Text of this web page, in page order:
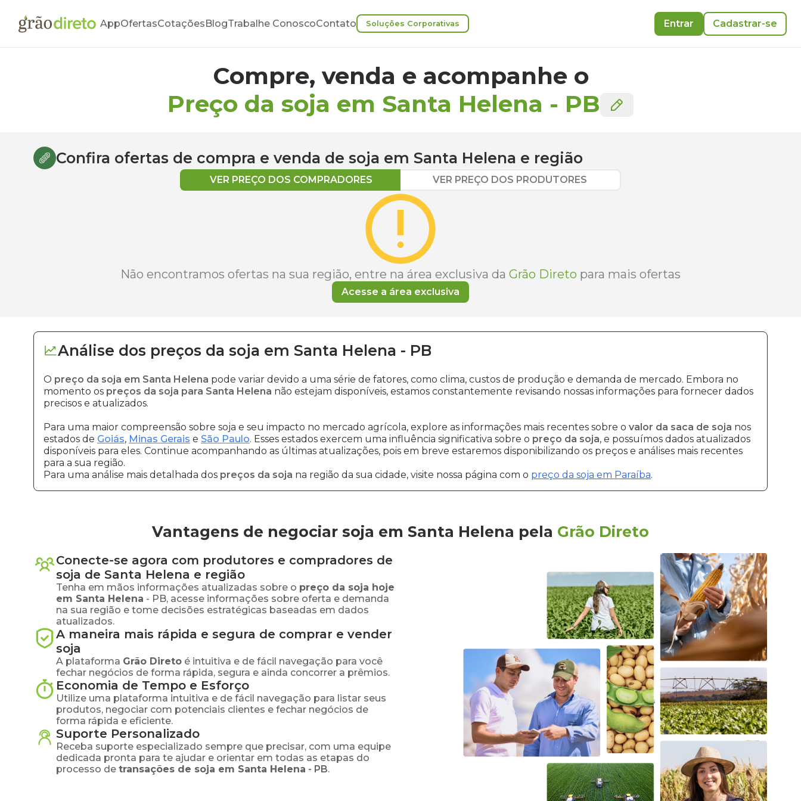
AppOfertasCotaçõesBlogTrabalhe ConoscoContato Soluções Corporativas Entrar Cadastrar-se
Compre, venda e acompanhe o
Preço da soja em Santa Helena - PB
Confira ofertas de compra e venda de soja em Santa Helena e região
VER PREÇO DOS COMPRADORES VER PREÇO DOS PRODUTORES
Não encontramos ofertas na sua região, entre na área exclusiva da Grão Direto para mais ofertas
Acesse a área exclusiva
Análise dos preços da soja em Santa Helena - PB
O preço da soja em Santa Helena pode variar devido a uma série de fatores, como clima, custos de produção e demanda de mercado. Embora no
momento os preços da soja para Santa Helena não estejam disponíveis, estamos constantemente revisando nossas informações para fornecer dados
precisos e atualizados.
Para uma maior compreensão sobre soja e seu impacto no mercado agrícola, explore as informações mais recentes sobre o valor da saca de soja nos
estados de Goiás, Minas Gerais e São Paulo. Esses estados exercem uma influência significativa sobre o preço da soja, e possuímos dados atualizados
disponíveis para eles. Continue acompanhando as últimas atualizações, pois em breve estaremos disponibilizando os preços e análises mais recentes
para a sua região.
Para uma análise mais detalhada dos preços da soja na região da sua cidade, visite nossa página com o preço da soja em Paraíba.
Vantagens de negociar soja em Santa Helena pela Grão Direto
Conecte-se agora com produtores e compradores de
soja de Santa Helena e região
Tenha em mãos informações atualizadas sobre o preço da soja hoje
em Santa Helena - PB, acesse informações sobre oferta e demanda
na sua região e tome decisões estratégicas baseadas em dados
atualizados.
A maneira mais rápida e segura de comprar e vender
soja
A plataforma Grão Direto é intuitiva e de fácil navegação para você
fechar negócios de forma rápida, segura e ainda concorrer a prêmios.
Economia de Tempo e Esforço
Utilize uma plataforma intuitiva e de fácil navegação para listar seus
produtos, negociar com potenciais clientes e fechar negócios de
forma rápida e eficiente.
Suporte Personalizado
Receba suporte especializado sempre que precisar, com uma equipe
dedicada pronta para te ajudar e orientar em todas as etapas do
processo de transações de soja em Santa Helena - PB.